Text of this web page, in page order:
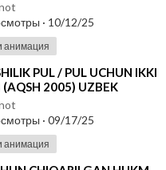
· 10/12/25
анимация
PUL / PUL UCHUN IKKI
(AQSH 2005) UZBEK
· 09/17/25
анимация